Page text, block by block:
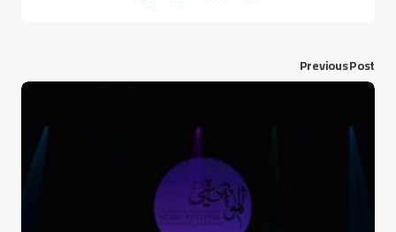
Previous Post